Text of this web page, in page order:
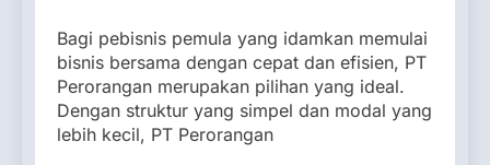
Bagi pebisnis pemula yang idamkan memulai
bisnis bersama dengan cepat dan efisien, PT
Perorangan merupakan pilihan yang ideal.
Dengan struktur yang simpel dan modal yang
lebih kecil, PT Perorangan